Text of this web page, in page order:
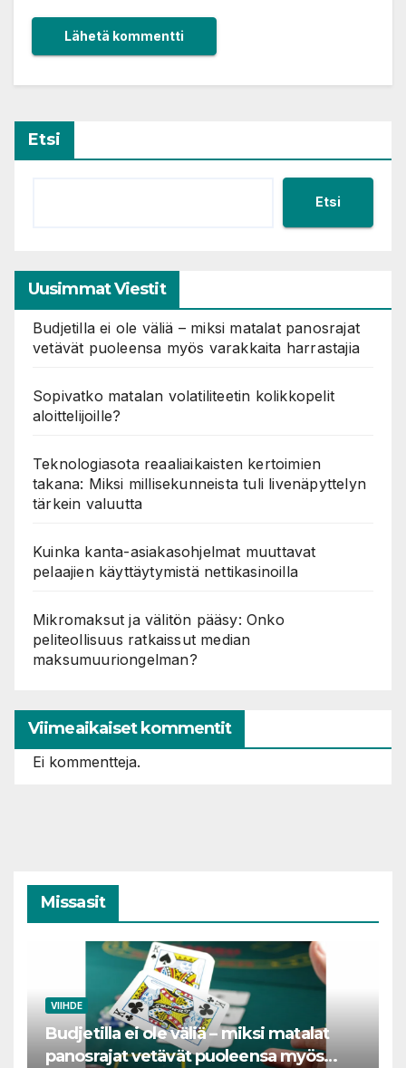
Etsi
Etsi
Uusimmat Viestit
Budjetilla ei ole väliä – miksi matalat panosrajat
vetävät puoleensa myös varakkaita harrastajia
Sopivatko matalan volatiliteetin kolikkopelit
aloittelijoille?
Teknologiasota reaaliaikaisten kertoimien
takana: Miksi millisekunneista tuli livenäpyttelyn
tärkein valuutta
Kuinka kanta-asiakasohjelmat muuttavat
pelaajien käyttäytymistä nettikasinoilla
Mikromaksut ja välitön pääsy: Onko
peliteollisuus ratkaissut median
maksumuuriongelman?
Viimeaikaiset kommentit
Ei kommentteja.
Missasit
VIIHDE
Budjetilla ei ole väliä – miksi matalat
panosrajat vetävät puoleensa myös